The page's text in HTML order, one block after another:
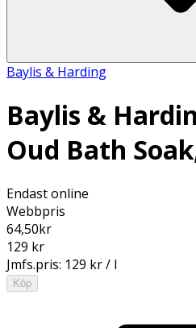
Baylis & Harding
Baylis &
Oud Bath
Endast online
Webbpris
64,50kr
129 kr
Jmfs.pris: 129 kr / l
Köp